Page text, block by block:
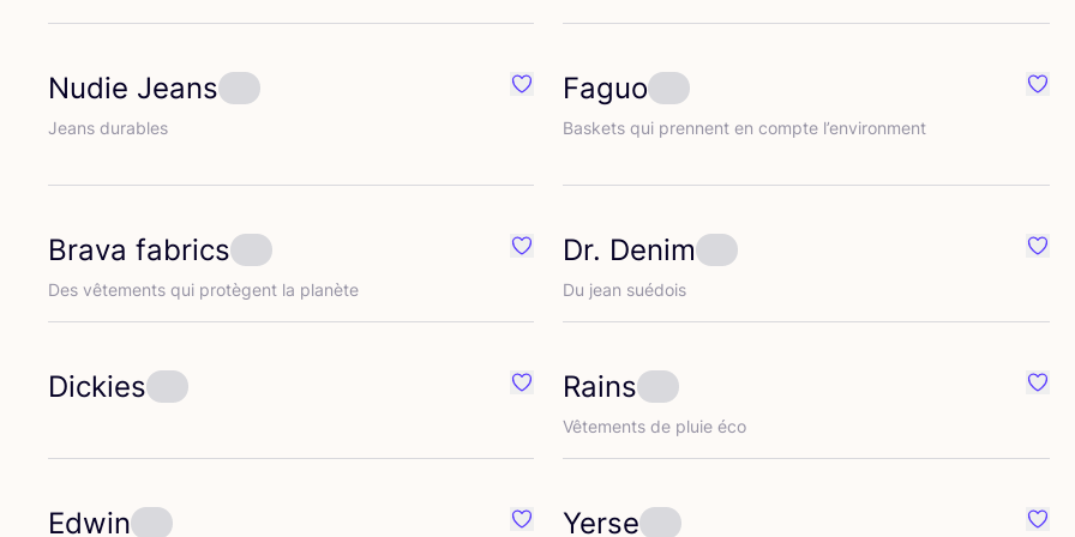
Nudie Jeans
Jeans durables
Préféré {nom}
Faguo
Bas­kets qui prennent en compte l’environment
Brava fabrics
Des vête­ments qui pro­tègent la planète
Préféré {nom}
Dr. Denim
Du jean suédois
Dickies Préféré {nom}
Rains
Vête­ments de pluie éco
Edwin Préféré {nom}
Yerse